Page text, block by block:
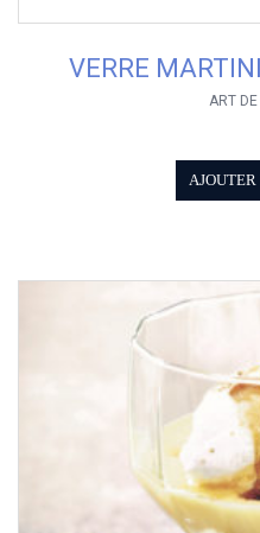
VERRE
ART
AJOUTER